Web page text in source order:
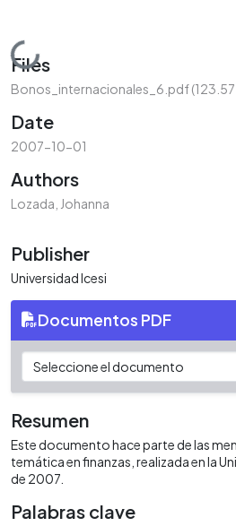
Loading...
Files
Bonos_internacionales_6.pdf
Date
2007-10-01
Authors
Lozada, Johanna
Publisher
Universidad Icesi
Documentos PDF
Resumen
Este documento hace parte de las
temática en finanzas, realizada en la
de 2007.
Palabras clave